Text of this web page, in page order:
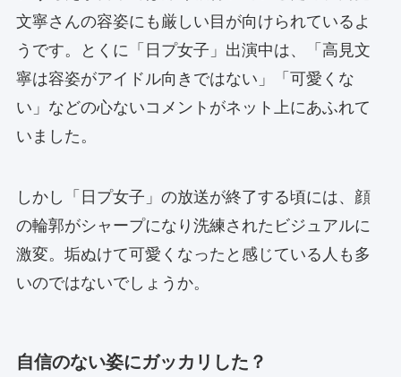
文寧さんの容姿にも厳しい目が向けられているよ
うです。とくに「日プ女子」出演中は、「高見文
寧は容姿がアイドル向きではない」「可愛くな
い」などの心ないコメントがネット上にあふれて
いました。
しかし「日プ女子」の放送が終了する頃には、顔
の輪郭がシャープになり洗練されたビジュアルに
激変。垢ぬけて可愛くなったと感じている人も多
いのではないでしょうか。
自信のない姿にガッカリした？